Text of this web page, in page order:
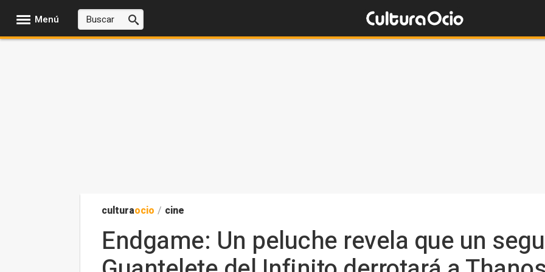
Menú
culturaocio / cine
Endgame: Un peluche revela que un